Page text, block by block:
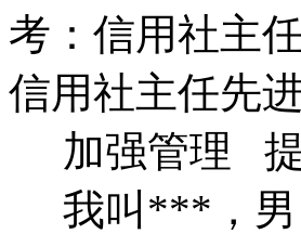
考：信用社主
信用社主任先
加强管理
我叫***，男